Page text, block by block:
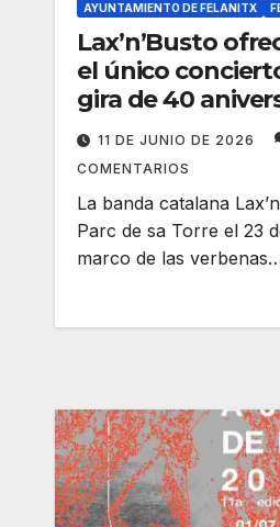
AYUNTAMIENTO DE FELANITX
Lax’n’Busto
el único
gira de 40
11 DE JUNIO DE 2026
COMENTARIOS
La banda catalana
Parc de sa Torre el 23
marco de las